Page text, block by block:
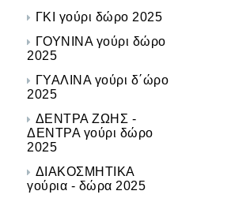
ΓΚΙ γούρι δώρο 2025
ΓΟΥΝΙΝΑ γούρι δώρο
2025
ΓΥΑΛΙΝΑ γούρι δ΄ώρο
2025
ΔΕΝΤΡΑ ΖΩΗΣ -
ΔΕΝΤΡΑ γούρι δώρο
2025
ΔΙΑΚΟΣΜΗΤΙΚΑ
γούρια - δώρα 2025